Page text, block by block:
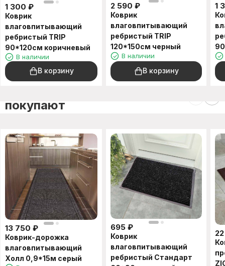
1 300 ₽
Коврик
влаговпитывающий
ребристый TRIP
90*120см коричневый
В наличии
В корзину
2 590 ₽
Коврик
влаговпитывающий
ребристый TRIP
120*150см черный
В наличии
В корзину
1
покупают
13 750 ₽
Коврик-дорожка
влаговпитывающий
Холл 0,9*15м серый
695 ₽
Коврик
влаговпитывающий
ребристый Стандарт